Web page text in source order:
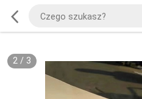
2/ 3